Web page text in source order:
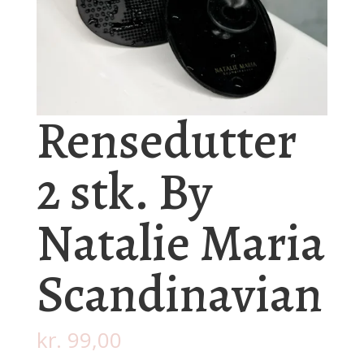
Rensedutter
2 stk. By
Natalie Maria
Scandinavian
kr. 99,00